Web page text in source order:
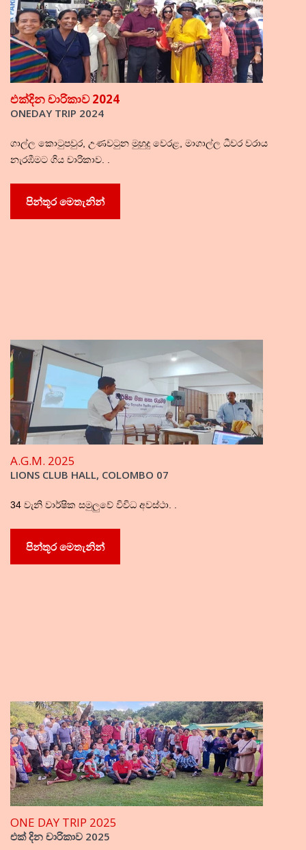
එක්දින චාරිකාව 2024
ONEDAY TRIP 2024
ගාල්ල කොටුපවුර, උණවටුන මුහුදු වෙරළ, මාගාල්ල ධීවර වරාය
නැරඹීමට ගිය චාරිකාව. .
පින්තූර මෙතැනින්
A.G.M. 2025
LIONS CLUB HALL, COLOMBO 07
34 වැනි වාර්ෂික සමුලුවේ විවිධ අවස්ථා. .
පින්තූර මෙතැනින්
ONE DAY TRIP 2025
එක් දින චාරිකාව 2025